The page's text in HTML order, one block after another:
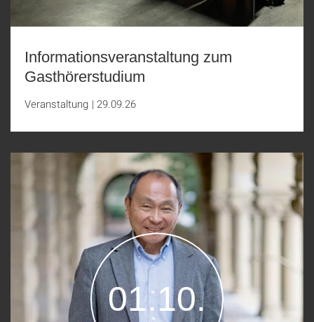
Informationsveranstaltung zum
Gasthörerstudium
Veranstaltung | 29.09.26
01.10.